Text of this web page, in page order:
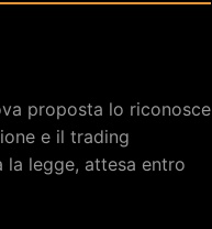
proposta lo riconosce
e il trading
legge, attesa entro